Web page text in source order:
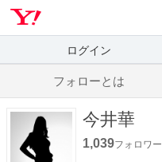
ログイン
フォローとは
今井華
1,039フォロワー